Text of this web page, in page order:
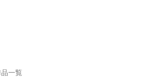
一覧